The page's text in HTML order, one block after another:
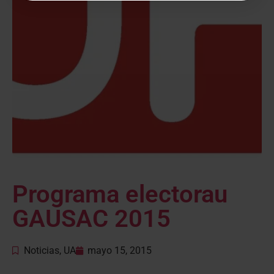
Programa electorau
GAUSAC 2015
Noticias, UA mayo 15, 2015